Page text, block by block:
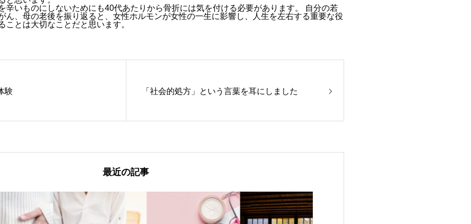
辛いものにしないためにも40代あたりから骨折には気を付ける必要があります。 自分の若
ん、母の老後を振り返ると、女性ホルモンが女性の一生に影響し、人生を左右する重要な役
ことは大切なことだと思います。
験 「社会的処方」という言葉を耳にしました
最近の記事